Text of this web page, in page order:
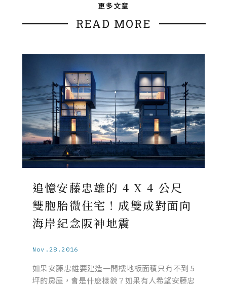
更多文章
READ MORE
追憶安藤忠雄的 4 X 4 公尺
雙胞胎微住宅！成雙成對面向
海岸紀念阪神地震
Nov.28.2016
如果安藤忠雄要建造一間樓地板面積只有不到 5
坪的房屋，會是什麼樣貌？如果有人希望安藤忠